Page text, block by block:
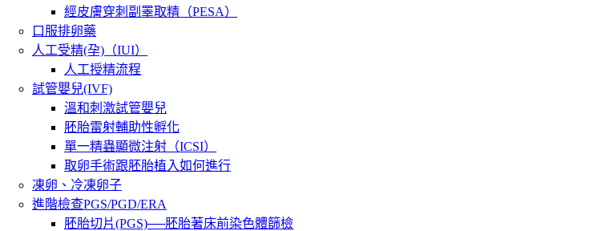
經皮膚穿刺副睪取精（PESA）
口服排卵藥
人工受精(孕)（IUI）
人工授精流程
試管嬰兒(IVF)
溫和刺激試管嬰兒
胚胎雷射輔助性孵化
單一精蟲顯微注射（ICSI）
取卵手術跟胚胎植入如何進行
凍卵、冷凍卵子
進階檢查PGS/PGD/ERA
胚胎切片(PGS)──胚胎著床前染色體篩檢